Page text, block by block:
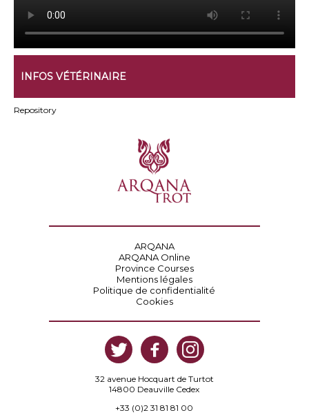
INFOS VÉTÉRINAIRE
Repository
ARQANA
ARQANA Online
Province Courses
Mentions légales
Politique de confidentialité
Cookies
32 avenue Hocquart de Turtot
14800 Deauville Cedex
+33 (0)2 31 81 81 00